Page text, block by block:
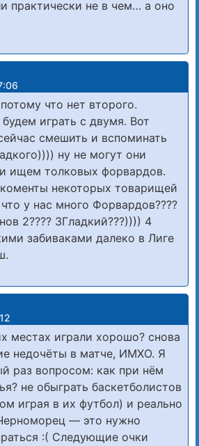
практически не в чем… а оно
что нет второго.
играть с двумя. Вот
смешить и вспоминать
ну не могут они
ищем толковых форвардов.
некоторых товарищей
у нас много Форвардов????
2???? 3Гладкий???)))) 4
забиваками далеко в Лиге
местах играли хорошо? снова
недочёты в матче, ИМХО. Я
раз вопросом: как при нём
не обыграть баскетболистов
играя в их футбол) и реально
— это нужно
:( Следующие очки